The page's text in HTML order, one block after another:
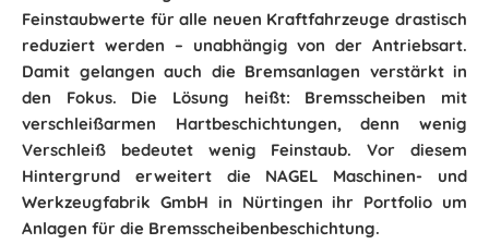
Feinstaubwerte für alle neuen Kraftfahrzeuge drastisch
reduziert werden – unabhängig von der Antriebsart.
Damit gelangen auch die Bremsanlagen verstärkt in
den Fokus. Die Lösung heißt: Bremsscheiben mit
verschleißarmen Hartbeschichtungen, denn wenig
Verschleiß bedeutet wenig Feinstaub. Vor diesem
Hintergrund erweitert die NAGEL Maschinen- und
Werkzeugfabrik GmbH in Nürtingen ihr Portfolio um
Anlagen für die Bremsscheibenbeschichtung.